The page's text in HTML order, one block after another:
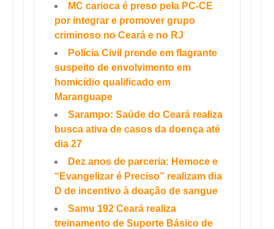
MC carioca é preso pela PC-CE
por integrar e promover grupo
criminoso no Ceará e no RJ
Polícia Civil prende em flagrante
suspeito de envolvimento em
homicídio qualificado em
Maranguape
Sarampo: Saúde do Ceará realiza
busca ativa de casos da doença até
dia 27
Dez anos de parceria: Hemoce e
“Evangelizar é Preciso” realizam dia
D de incentivo à doação de sangue
Samu 192 Ceará realiza
treinamento de Suporte Básico de